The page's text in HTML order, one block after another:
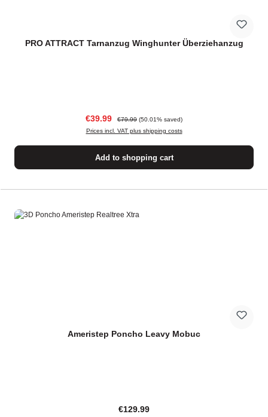
PRO ATTRACT Tarnanzug Winghunter Überziehanzug
Sale price:
€39.99 Regular price:
€79.99 (50.01% saved)
Prices incl. VAT plus shipping costs
Add to shopping cart
Ameristep Poncho Leavy Mobuc
Regular price:
€129.99